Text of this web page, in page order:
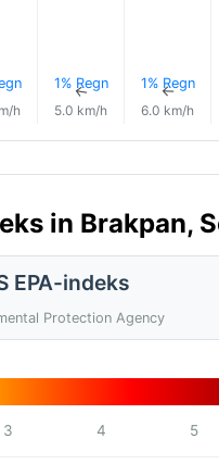
h
1% Regn
↑
5.0 km/h
1% Regn
↑
6.0 km/h
in Brakpan,
EPA-indeks
Protection Agency
3 4 5